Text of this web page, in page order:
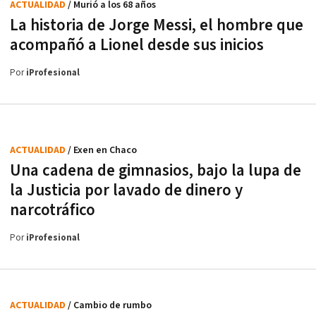
La historia de Jorge Messi, el hombre que
acompañó a Lionel desde sus inicios
ACTUALIDAD / Murió a los 68 años
PoriProfesional
Una cadena de gimnasios, bajo la lupa de
la Justicia por lavado de dinero y
narcotráfico
ACTUALIDAD / Exen en Chaco
PoriProfesional
ACTUALIDAD / Cambio de rumbo